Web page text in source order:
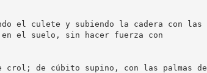
el culete y subiendo la cadera con las
en el suelo, sin hacer fuerza con
crol; de cúbito supino, con las palmas de